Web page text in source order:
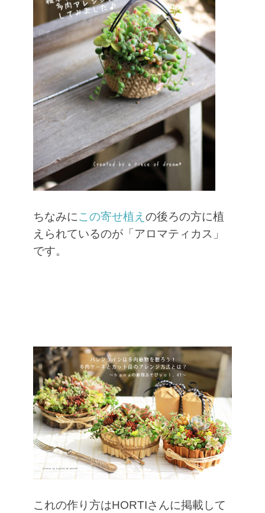
ちなみにこの寄せ植え の後ろの方に植
えられているのが「アロマティカス」
です。
これの作り方はHORTIさんに掲載して